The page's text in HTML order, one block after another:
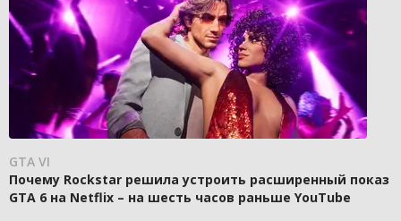
GTA VI
Почему Rockstar решила устроить расширенный показ
GTA 6 на Netflix – на шесть часов раньше YouTube